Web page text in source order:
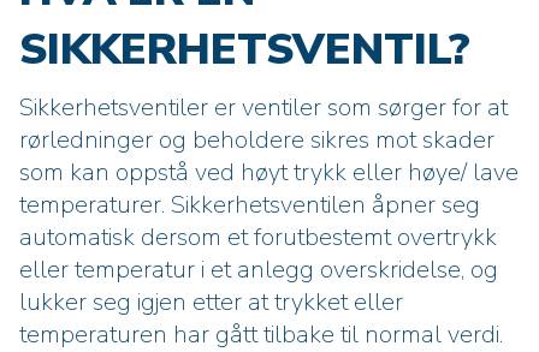
SIKKERHETSVENTIL?
Sikkerhetsventiler er ventiler som sørger for at
rørledninger og beholdere sikres mot skader
som kan oppstå ved høyt trykk eller høye/ lave
temperaturer. Sikkerhetsventilen åpner seg
automatisk dersom et forutbestemt overtrykk
eller temperatur i et anlegg overskridelse, og
lukker seg igjen etter at trykket eller
temperaturen har gått tilbake til normal verdi.